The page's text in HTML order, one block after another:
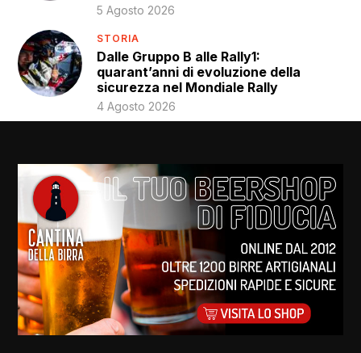
5 Agosto 2026
STORIA
Dalle Gruppo B alle Rally1:
quarant’anni di evoluzione della
sicurezza nel Mondiale Rally
4 Agosto 2026